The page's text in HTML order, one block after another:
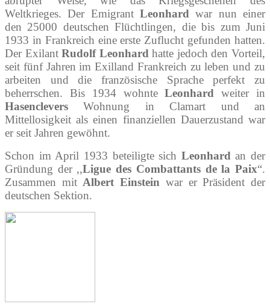
Weltkrieges. Der Emigrant Leonhardwar nun einer
den 25000 deutschen Flüchtlingen, die bis zum Juni
1933 in Frankreich eine erste Zuflucht gefunden hatten.
Der ExilantRudolf Leonhardhatte jedoch den Vorteil,
seit fünf Jahren im Exilland Frankreich zu leben und zu
arbeiten und die französische Sprache perfekt zu
beherrschen. Bis 1934 wohnteLeonhardweiter in
HasencleversWohnung in Clamart und an
Mittellosigkeit als einen finanziellen Dauerzustand war
er seit Jahren gewöhnt.
Schon im April 1933 beteiligte sich Leonhardan der
Gründung der ,,Ligue des Combattants de la Paix“.
Zusammen mit Albert Einstein war er Präsident der
deutschen Sektion.